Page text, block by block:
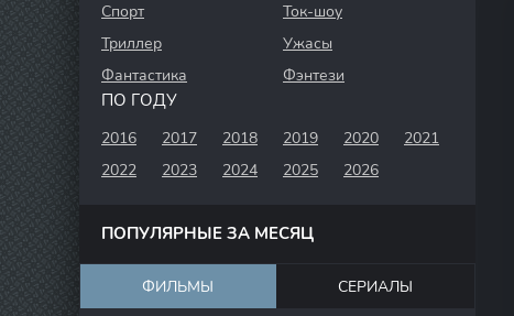
Спорт
Ток-шоу
Триллер
Ужасы
Фантастика
Фэнтези
ПО ГОДУ
2016 2017 2018 2019 2020
2021
2022
2023 2024 2025 2026
ПОПУЛЯРНЫЕ ЗА МЕСЯЦ
ФИЛЬМЫ СЕРИАЛЫ